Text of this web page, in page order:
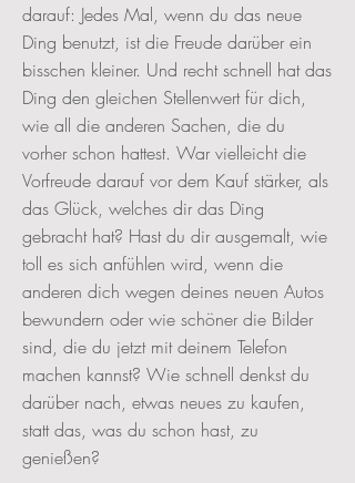
darauf: Jedes Mal, wenn du das neue
Ding benutzt, ist die Freude darüber ein
bisschen kleiner. Und recht schnell hat das
Ding den gleichen Stellenwert für dich,
wie all die anderen Sachen, die du
vorher schon hattest. War vielleicht die
Vorfreude darauf vor dem Kauf stärker, als
das Glück, welches dir das Ding
gebracht hat? Hast du dir ausgemalt, wie
toll es sich anfühlen wird, wenn die
anderen dich wegen deines neuen Autos
bewundern oder wie schöner die Bilder
sind, die du jetzt mit deinem Telefon
machen kannst? Wie schnell denkst du
darüber nach, etwas neues zu kaufen,
statt das, was du schon hast, zu
genießen?